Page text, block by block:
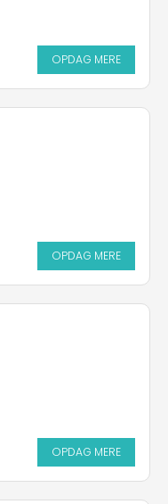
OPDAG MERE
OPDAG MERE
OPDAG MERE